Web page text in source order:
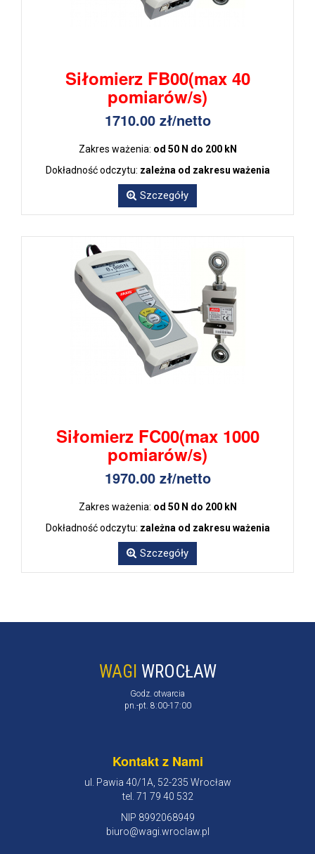
Siłomierz FB00(max 40
pomiarów/s)
1710.00 zł/netto
Zakres ważenia: od 50 N do 200 kN
Dokładność odczytu: zależna od zakresu ważenia
Szczegóły
Siłomierz FC00(max 1000
pomiarów/s)
1970.00 zł/netto
Zakres ważenia: od 50 N do 200 kN
Dokładność odczytu: zależna od zakresu ważenia
Szczegóły
WAGI WROCŁAW
Godz. otwarcia
pn.-pt. 8:00-17:00
Kontakt z Nami
ul. Pawia 40/1A, 52-235 Wrocław
tel. 71 79 40 532
NIP 8992068949
biuro@wagi.wroclaw.pl